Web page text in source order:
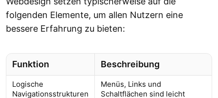
folgenden Elemente, um allen Nutzern eine
bessere Erfahrung zu bieten:
Funktion Beschreibung
Logische
Navigationsstrukturen
Menüs, Links und
Schaltflächen sind leicht